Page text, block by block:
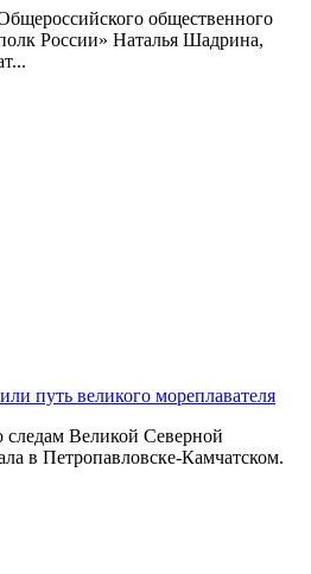
общественного
России» Наталья Шадрина,
путь великого мореплавателя
Великой Северной
в Петропавловске-Камчатском.